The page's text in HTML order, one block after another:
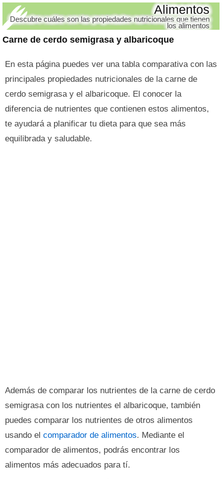
Carne de cerdo semigrasa y albaricoque
Alimentos
Descubre cuáles son las propiedades nutricionales que tienen
los alimentos
En esta página puedes ver una tabla comparativa con las
principales propiedades nutricionales de la carne de
cerdo semigrasa y el albaricoque. El conocer la
diferencia de nutrientes que contienen estos alimentos,
te ayudará a planificar tu dieta para que sea más
equilibrada y saludable.
Además de comparar los nutrientes de la carne de cerdo
semigrasa con los nutrientes el albaricoque, también
puedes comparar los nutrientes de otros alimentos
usando el comparador de alimentos. Mediante el
comparador de alimentos, podrás encontrar los
alimentos más adecuados para tí.